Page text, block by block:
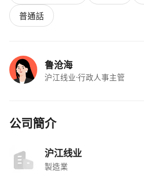
普通話
鲁沧海
沪江线业·行政人事主管
公司簡介
沪江线业
製造業